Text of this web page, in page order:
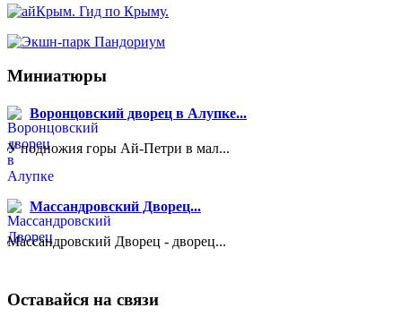
Миниатюры
Воронцовский дворец в Алупке...
У подножия горы Ай-Петри в мал...
Массандровский Дворец...
Массандровский Дворец - дворец...
Оставайся на связи